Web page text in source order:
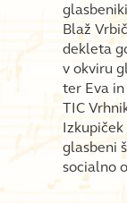
Blaž
dekleta
v okviru
ter Eva
TIC
glasbeni
socialno